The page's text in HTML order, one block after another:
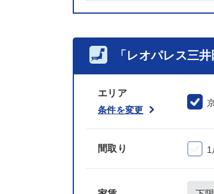
「レオパレス三
エリア
条件を変更
間取り 1